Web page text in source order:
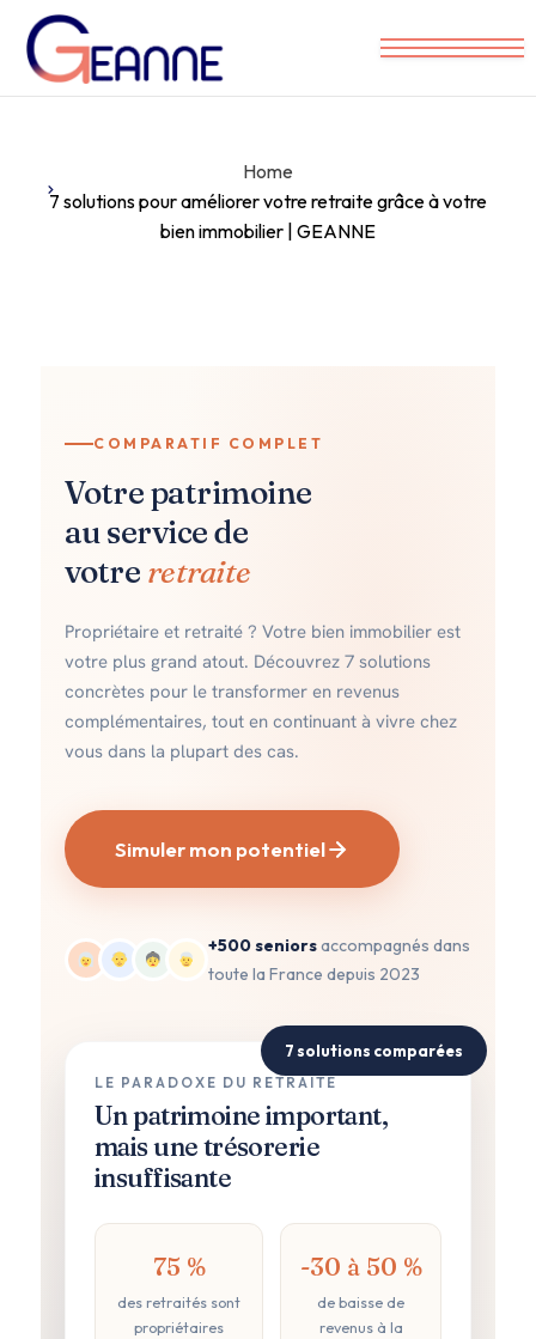
Nos conseils pratiques
Prendre RDV
Home
7 solutions pour améliorer votre retraite grâce à votre
bien immobilier | GEANNE
COMPARATIF COMPLET
Votre patrimoine
au service de
votre retraite
Propriétaire et retraité ? Votre bien immobilier est
votre plus grand atout. Découvrez 7 solutions
concrètes pour le transformer en revenus
complémentaires, tout en continuant à vivre chez
vous dans la plupart des cas.
Simuler mon potentiel
+500 seniorsaccompagnés dans
toute la France depuis 2023
7 solutions comparées
LE PARADOXE DU RETRAITÉ
Un patrimoine important,
mais une trésorerie
insuffisante
75 %
des retraités sont
propriétaires
-30 à 50 %
de baisse de
revenus à la